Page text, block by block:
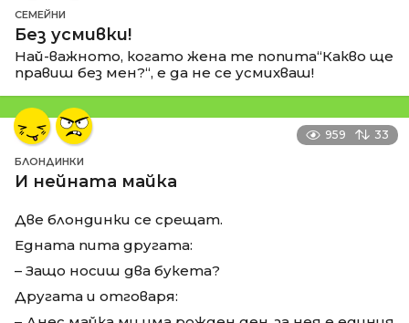
СЕМЕЙНИ
Без усмивки!
Най-важното, когато жена те попита“Какво ще
правиш без мен?“, е да не се усмихваш!
959 33
БЛОНДИНКИ
И нейната майка
Две блондинки се срещат.
Едната пита другата:
– Защо носиш два букета?
Другата и отговаря: